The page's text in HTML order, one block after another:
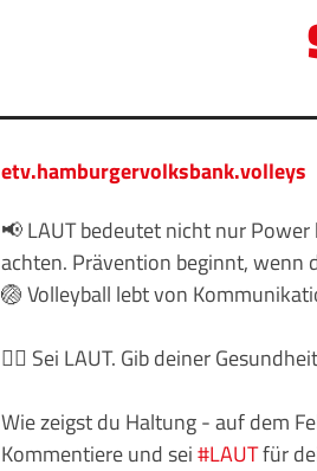
etv.hamburgervolksbank.volleys
📢 LAUT bedeutet nicht nur
achten. Prävention beginnt, wenn
🏐 Volleyball lebt von
👉🏽 Sei LAUT. Gib deiner
Wie zeigst du Haltung - auf dem
Kommentiere und sei#LAUTfür